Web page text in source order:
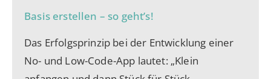
Basis erstellen – so geht’s!
Das Erfolgsprinzip bei der Entwicklung einer
No- und Low-Code-App lautet: „Klein